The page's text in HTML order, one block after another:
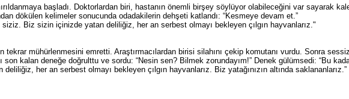
başladı. Doktorlardan biri, hastanın önemli birşey söylüyor olabileceğini var sayarak
dökülen kelimeler sonucunda odadakilerin dehşeti katlandı: “Kesmeye devam et.”
Biz sizin içinizde yatan deliliğiz, her an serbest olmayı bekleyen çılgın hayvanlarız."
tekrar mühürlenmesini emretti. Araştırmacılardan birisi silahını çekip komutanı vurdu. Sonra
son kalan deneğe doğrulttu ve sordu: “Nesin sen? Bilmek zorundayım!” Denek gülümsedi: “Bu
her an serbest olmayı bekleyen çılgın hayvanlarız. Biz yatağınızın altında saklananlarız.”